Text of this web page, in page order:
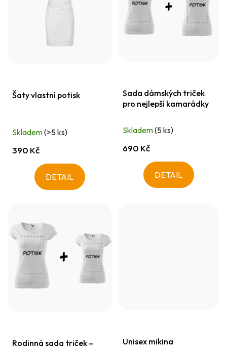
ů
u
ů
Šaty vlastní potisk
Skladem(>5 ks)
390 Kč
DETAIL
Sada dámských triček
pro nejlepší kamarádky
Skladem(5 ks)
690 Kč
DETAIL
Rodinná sada triček –
Unisex mikina